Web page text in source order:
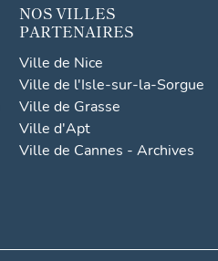
NOS VILLES
PARTENAIRES
Ville de Nice
Ville de l'Isle-sur-la-Sorgue
Ville de Grasse
Ville d'Apt
Ville de Cannes - Archives